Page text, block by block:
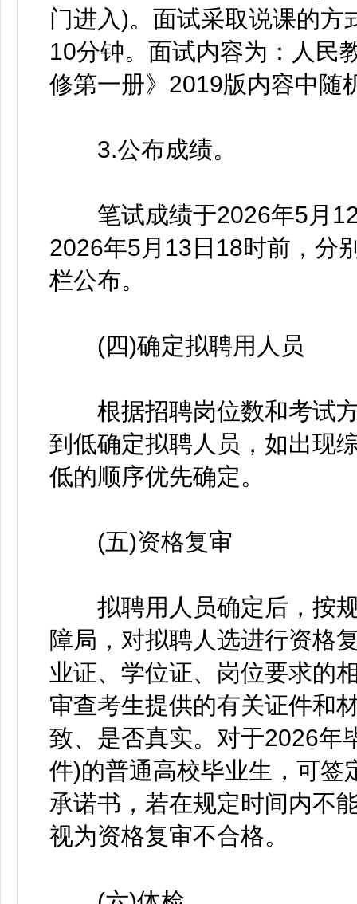
门进入)。面试采取说课的
10分钟。面试内容为：人民
修第一册》2019版内容中随
3.公布成绩。
笔试成绩于2026年5月12
2026年5月13日18时前，分
栏公布。
(四)确定拟聘用人员
根据招聘岗位数和考试方
到低确定拟聘人员，如出现
低的顺序优先确定。
(五)资格复审
拟聘用人员确定后，按规
障局，对拟聘人选进行资格
业证、学位证、岗位要求的
审查考生提供的有关证件和
致、是否真实。对于2026年
件)的普通高校毕业生，可签
承诺书，若在规定时间内不
视为资格复审不合格。